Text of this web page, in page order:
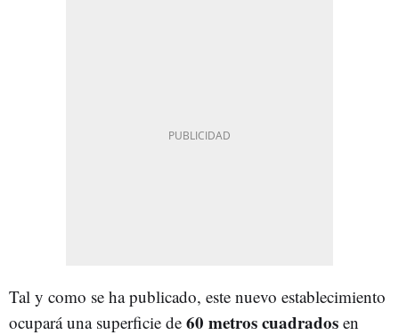
Tal y como se ha publicado, este nuevo establecimiento
ocupará una superficie de 60 metros cuadrados en